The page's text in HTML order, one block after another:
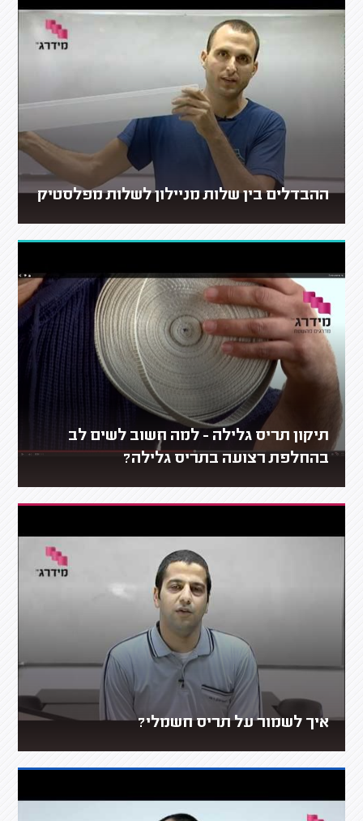
ההבדלים בין שלות מניילון לשלות מפלסטיק
תיקון תריס גלילה - למה חשוב לשים לב
בהחלפת רצועה בתריס גלילה?
איך לשמור על תריס חשמלי?